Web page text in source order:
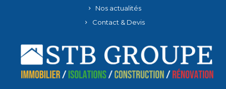
Nos actualités
Contact & Devis